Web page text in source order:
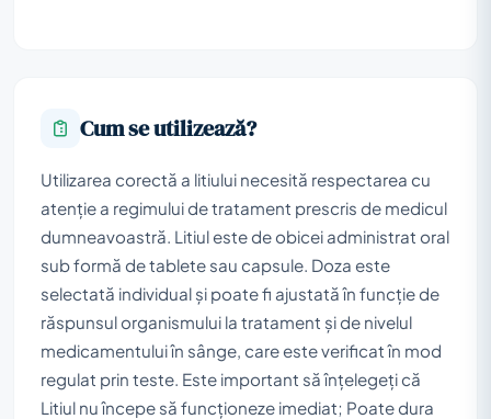
Cum se utilizează?
Utilizarea corectă a litiului necesită respectarea cu
atenție a regimului de tratament prescris de medicul
dumneavoastră. Litiul este de obicei administrat oral
sub formă de tablete sau capsule. Doza este
selectată individual și poate fi ajustată în funcție de
răspunsul organismului la tratament și de nivelul
medicamentului în sânge, care este verificat în mod
regulat prin teste. Este important să înțelegeți că
Litiul nu începe să funcționeze imediat; Poate dura